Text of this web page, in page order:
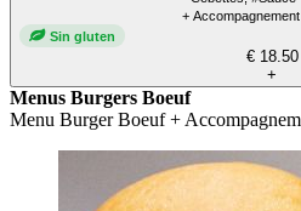
+
Sin gluten
€ 18.50
+
Menus Burgers Boeuf
Menu Burger Boeuf +